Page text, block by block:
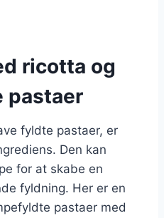
ricotta og
pastaer
fyldte pastaer, er
Den kan
for at skabe en
fyldning. Her er en
pastaer med